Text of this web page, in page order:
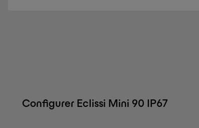
Configurer Eclissi Mini 90 IP67